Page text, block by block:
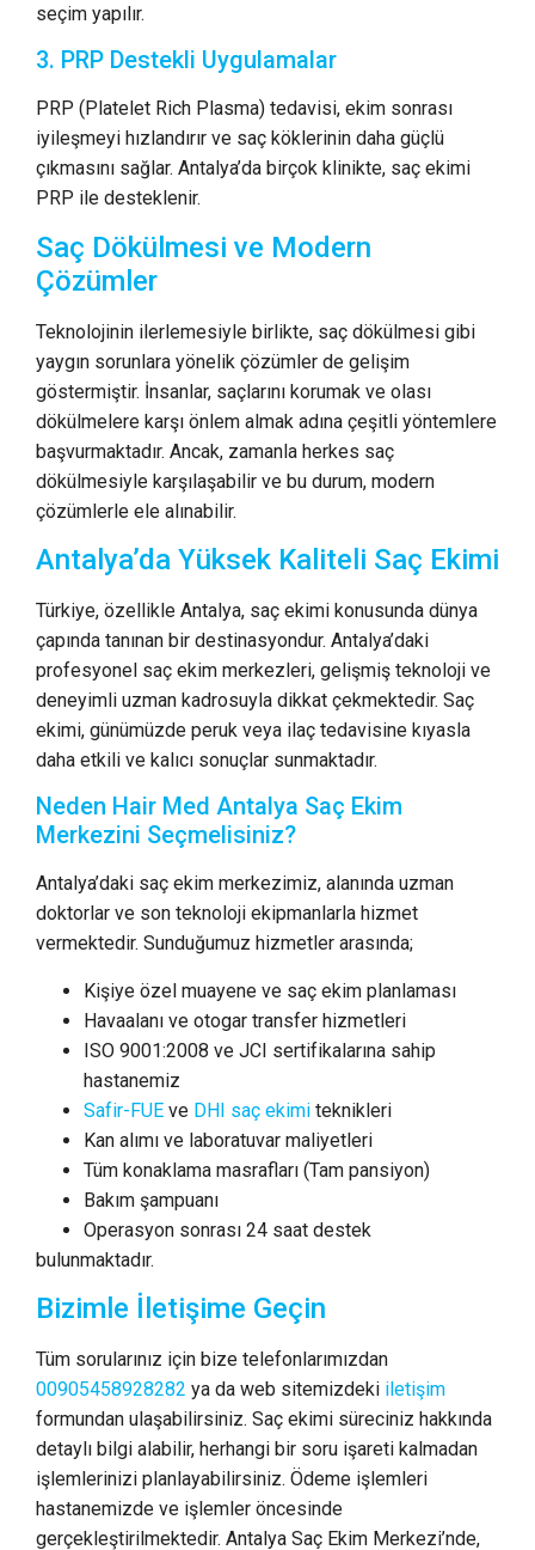
seçim yapılır.
3. PRP Destekli Uygulamalar
PRP (Platelet Rich Plasma) tedavisi, ekim sonrası
iyileşmeyi hızlandırır ve saç köklerinin daha güçlü
çıkmasını sağlar. Antalya’da birçok klinikte, saç ekimi
PRP ile desteklenir.
Saç Dökülmesi ve Modern
Çözümler
Teknolojinin ilerlemesiyle birlikte, saç dökülmesi gibi
yaygın sorunlara yönelik çözümler de gelişim
göstermiştir. İnsanlar, saçlarını korumak ve olası
dökülmelere karşı önlem almak adına çeşitli yöntemlere
başvurmaktadır. Ancak, zamanla herkes saç
dökülmesiyle karşılaşabilir ve bu durum, modern
çözümlerle ele alınabilir.
Antalya’da Yüksek Kaliteli Saç Ekimi
Türkiye, özellikle Antalya, saç ekimi konusunda dünya
çapında tanınan bir destinasyondur. Antalya’daki
profesyonel saç ekim merkezleri, gelişmiş teknoloji ve
deneyimli uzman kadrosuyla dikkat çekmektedir. Saç
ekimi, günümüzde peruk veya ilaç tedavisine kıyasla
daha etkili ve kalıcı sonuçlar sunmaktadır.
Neden Hair Med Antalya Saç Ekim
Merkezini Seçmelisiniz?
Antalya’daki saç ekim merkezimiz, alanında uzman
doktorlar ve son teknoloji ekipmanlarla hizmet
vermektedir. Sunduğumuz hizmetler arasında;
Kişiye özel muayene ve saç ekim planlaması
Havaalanı ve otogar transfer hizmetleri
ISO 9001:2008 ve JCI sertifikalarına sahip
hastanemiz
Safir-FUE ve DHI saç ekimi teknikleri
Kan alımı ve laboratuvar maliyetleri
Tüm konaklama masrafları (Tam pansiyon)
Bakım şampuanı
Operasyon sonrası 24 saat destek
bulunmaktadır.
Bizimle İletişime Geçin
Tüm sorularınız için bize telefonlarımızdan
00905458928282 ya da web sitemizdeki iletişim
formundan ulaşabilirsiniz. Saç ekimi süreciniz hakkında
detaylı bilgi alabilir, herhangi bir soru işareti kalmadan
işlemlerinizi planlayabilirsiniz. Ödeme işlemleri
hastanemizde ve işlemler öncesinde
gerçekleştirilmektedir. Antalya Saç Ekim Merkezi’nde,